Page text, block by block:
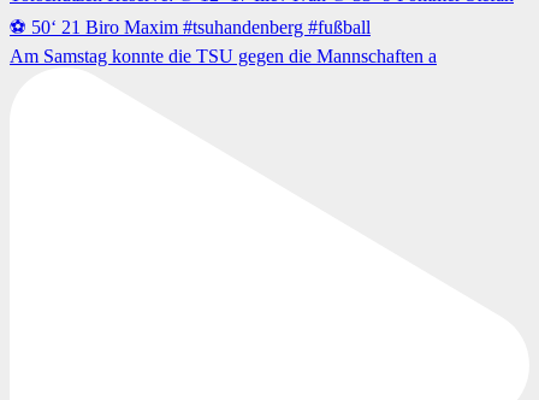
Am Samstag konnte die TSU gegen die Mannschaften a